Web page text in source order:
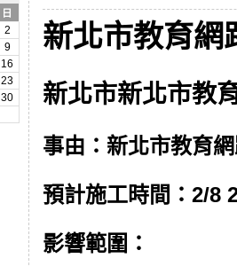
日
2
9
16
23
30
新北市教育網
新北市新北市教
事由：新北市教育
預計施工時間：2/8
影響範圍：